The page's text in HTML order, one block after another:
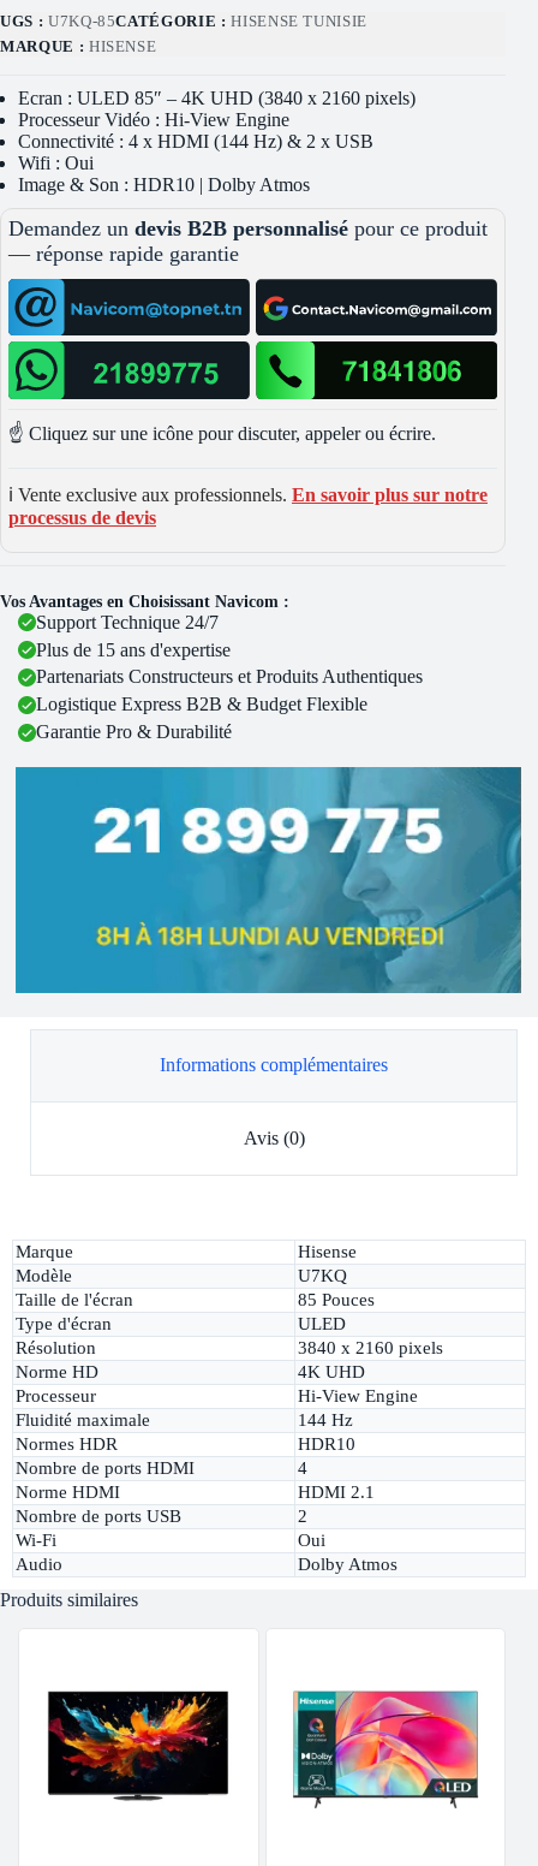
UGS : U7KQ-85CATÉGORIE :HISENSE TUNISIE
MARQUE : HISENSE
Ecran : ULED 85″ – 4K UHD (3840 x 2160 pixels)
Processeur Vidéo : Hi-View Engine
Connectivité : 4 x HDMI (144 Hz) & 2 x USB
Wifi : Oui
Image & Son : HDR10 | Dolby Atmos
Demandez un devis B2B personnalisé pour ce produit
— réponse rapide garantie
☝️ Cliquez sur une icône pour discuter, appeler ou écrire.
ℹ️ Vente exclusive aux professionnels. En savoir plus sur notre
processus de devis
Vos Avantages en Choisissant Navicom :
Support Technique 24/7
Plus de 15 ans d'expertise
Partenariats Constructeurs et Produits Authentiques
Logistique Express B2B & Budget Flexible
Garantie Pro & Durabilité
Informations complémentaires
Avis (0)
Marque
Hisense
Modèle
U7KQ
Taille de l'écran
85 Pouces
Type d'écran
ULED
Résolution
3840 x 2160 pixels
Norme HD
4K UHD
Processeur
Hi-View Engine
Fluidité maximale
144 Hz
Normes HDR
HDR10
Nombre de ports HDMI
4
Norme HDMI
HDMI 2.1
Nombre de ports USB
2
Wi-Fi
Oui
Audio
Dolby Atmos
Produits similaires